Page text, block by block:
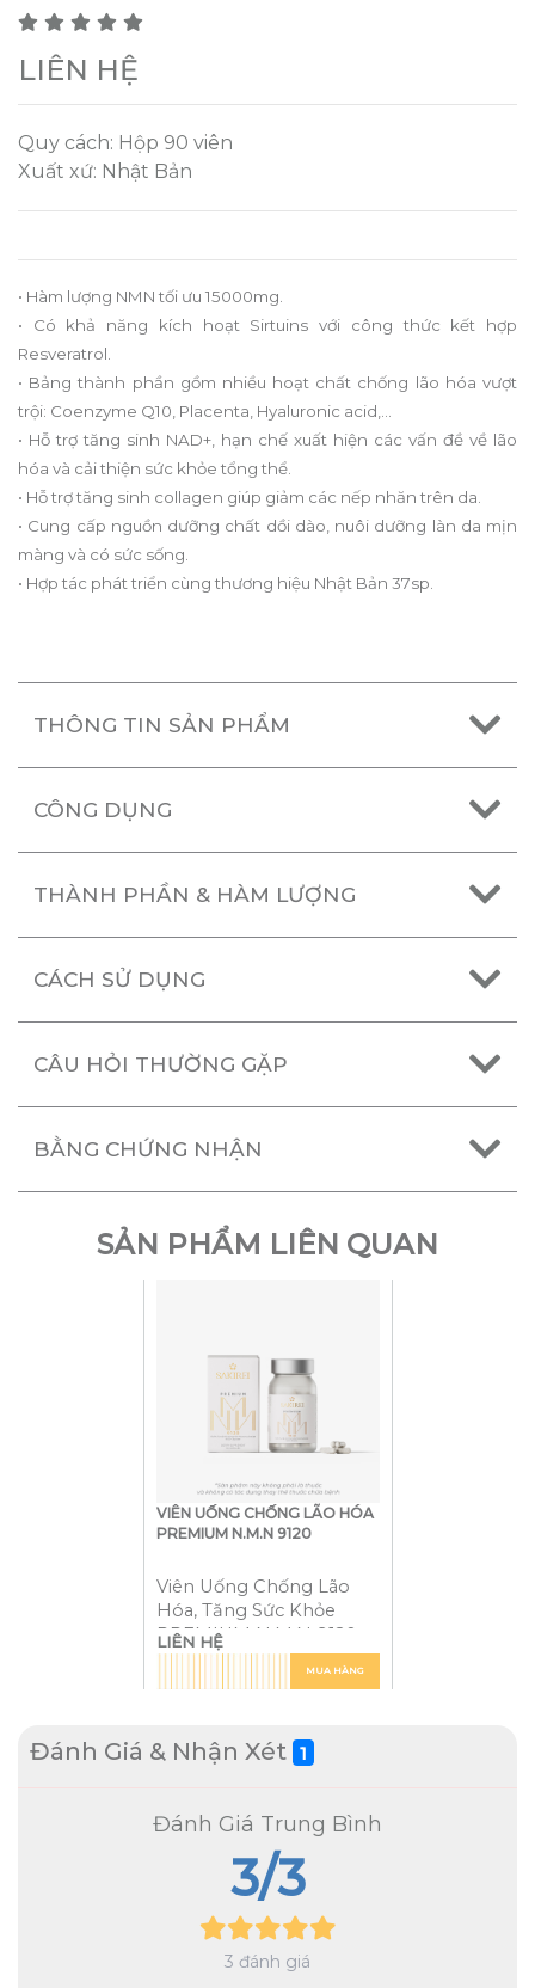
LIÊN HỆ
Quy cách: Hộp 90 viên
Xuất xứ: Nhật Bản
• Hàm lượng NMN tối ưu 15000mg.
• Có khả năng kích hoạt Sirtuins với công thức kết hợp
Resveratrol.
• Bảng thành phần gồm nhiều hoạt chất chống lão hóa vượt
trội: Coenzyme Q10, Placenta, Hyaluronic acid,...
• Hỗ trợ tăng sinh NAD+, hạn chế xuất hiện các vấn đề về lão
hóa và cải thiện sức khỏe tổng thể.
• Hỗ trợ tăng sinh collagen giúp giảm các nếp nhăn trên da.
• Cung cấp nguồn dưỡng chất dồi dào, nuôi dưỡng làn da mịn
màng và có sức sống.
• Hợp tác phát triển cùng thương hiệu Nhật Bản 37sp.
THÔNG TIN SẢN PHẨM
CÔNG DỤNG
THÀNH PHẦN & HÀM LƯỢNG
CÁCH SỬ DỤNG
CÂU HỎI THƯỜNG GẶP
BẰNG CHỨNG NHẬN
SẢN PHẨM LIÊN QUAN
VIÊN UỐNG CHỐNG LÃO HÓA
PREMIUM N.M.N 9120
Viên Uống Chống Lão
Hóa, Tăng Sức Khỏe
PREMIUM N.M.N 9120
LIÊN HỆ
MUA HÀNG
Đánh Giá & Nhận Xét 1
Đánh Giá Trung Bình
3/3
3 đánh giá